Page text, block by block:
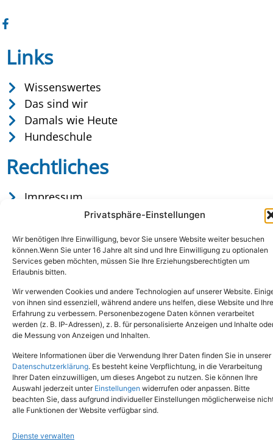
Privatsphäre-Einstellungen
Wir benötigen Ihre Einwilligung, bevor Sie unsere Website weiter besuchen
können.Wenn Sie unter 16 Jahre alt sind und Ihre Einwilligung zu optionalen
Services geben möchten, müssen Sie Ihre Erziehungsberechtigten um
Erlaubnis bitten.
Wir verwenden Cookies und andere Technologien auf unserer Website.
von ihnen sind essenziell, während andere uns helfen, diese Website und Ihre
Erfahrung zu verbessern. Personenbezogene Daten können verarbeitet
werden (z. B. IP-Adressen), z. B. für personalisierte Anzeigen und Inhalte
die Messung von Anzeigen und Inhalten.
Weitere Informationen über die Verwendung Ihrer Daten finden Sie in unserer
Datenschutzerklärung. Es besteht keine Verpflichtung, in die Verarbeitung
Ihrer Daten einzuwilligen, um dieses Angebot zu nutzen. Sie können Ihre
Auswahl jederzeit unter Einstellungen widerrufen oder anpassen. Bitte
beachten Sie, dass aufgrund individueller Einstellungen möglicherweise
alle Funktionen der Website verfügbar sind.
Dienste verwalten
Links
Wissenswertes
Das sind wir
Damals wie Heute
Hundeschule
Rechtliches
Impressum
Datenschutz
Copyright © 2024. Alle Rechte vorbehalten.
Tel.: (02651) - 77438info@tierheim-mayen.de
In der Pluns 1, 56727 Mayen